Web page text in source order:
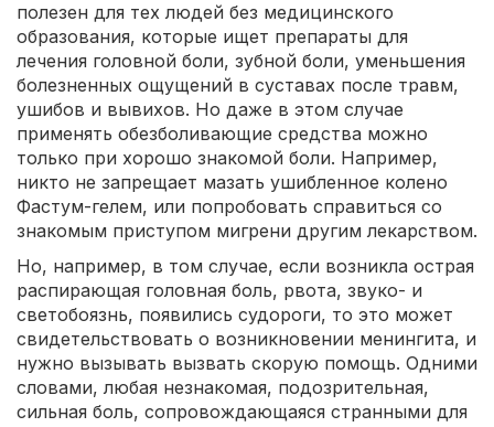
полезен для тех людей без медицинского
образования, которые ищет препараты для
лечения головной боли, зубной боли, уменьшения
болезненных ощущений в суставах после травм,
ушибов и вывихов. Но даже в этом случае
применять обезболивающие средства можно
только при хорошо знакомой боли. Например,
никто не запрещает мазать ушибленное колено
Фастум-гелем, или попробовать справиться со
знакомым приступом мигрени другим лекарством.
Но, например, в том случае, если возникла острая
распирающая головная боль, рвота, звуко- и
светобоязнь, появились судороги, то это может
свидетельствовать о возникновении менингита, и
нужно вызывать вызвать скорую помощь. Одними
словами, любая незнакомая, подозрительная,
сильная боль, сопровождающаяся странными для